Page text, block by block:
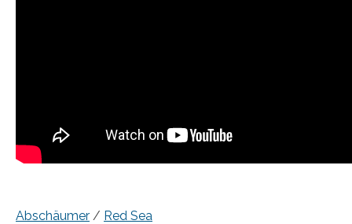
Abschäumer / Red Sea